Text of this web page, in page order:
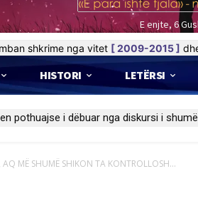
E enjte, 6
shkrime nga vitet [ 2009-2015 ]
HISTORI LETËRSI
AQ MË SHUMË SHIKON TA KONTROLLOSH...